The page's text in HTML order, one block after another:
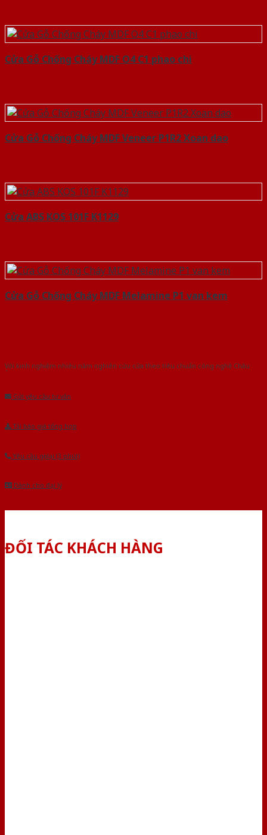
Cửa Gỗ Chống Cháy MDF O4 C1 phao chi
Cửa Gỗ Chống Cháy MDF Veneer P1R2 Xoan dao
Cửa ABS KOS 101F K1129
Cửa Gỗ Chống Cháy MDF Melamine P1 van kem
Với kinh nghiệm nhiêu năm nghiên cứu cửa theo tiêu chuẩn công nghệ Châu
Gửi yêu cầu tư vấn
Tải báo giá tổng hợp
Yêu cầu gọi lại (3 phút)
Dành cho đại lý
ĐỐI TÁC KHÁCH HÀNG